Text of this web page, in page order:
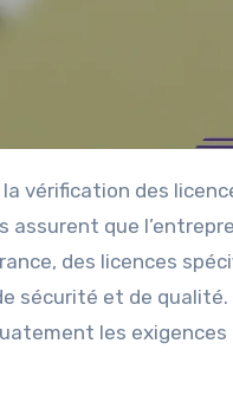
assurent que
des licences
sécurité et de qualité.
les